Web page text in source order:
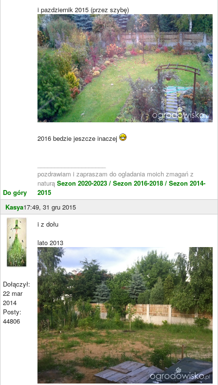
Do góry
i pazdziernik 2015 (przez szybę)
2016 bedzie jeszcze inaczej
pozdrawiam i zapraszam do ogladania moich zmagań z
naturą Sezon 2020-2023 / Sezon 2016-2018 / Sezon 2014-
2015
Kasya17:49, 31 gru 2015
Dołączył:
22 mar
2014
Posty:
44806
i z dołu
lato 2013